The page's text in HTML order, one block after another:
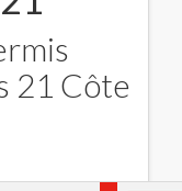
21 Côte